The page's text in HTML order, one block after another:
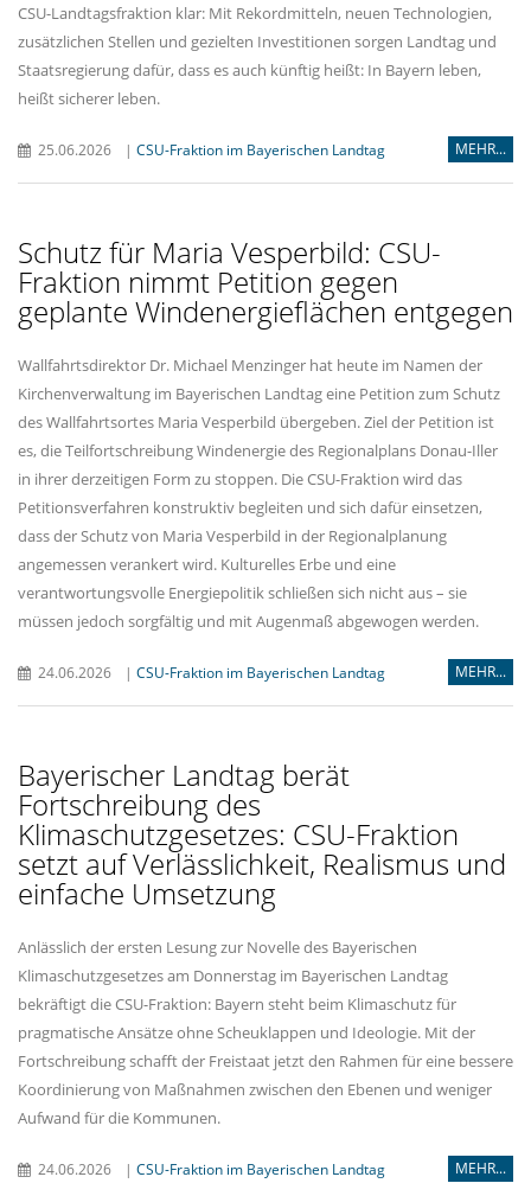
CSU-Landtagsfraktion klar: Mit Rekordmitteln, neuen Technologien,
zusätzlichen Stellen und gezielten Investitionen sorgen Landtag und
Staatsregierung dafür, dass es auch künftig heißt: In Bayern leben,
heißt sicherer leben.
25.06.2026 | CSU-Fraktion im Bayerischen Landtag MEHR...
Schutz für Maria Vesperbild: CSU-
Fraktion nimmt Petition gegen
geplante Windenergieflächen entgegen
Wallfahrtsdirektor Dr. Michael Menzinger hat heute im Namen der
Kirchenverwaltung im Bayerischen Landtag eine Petition zum Schutz
des Wallfahrtsortes Maria Vesperbild übergeben. Ziel der Petition ist
es, die Teilfortschreibung Windenergie des Regionalplans Donau-Iller
in ihrer derzeitigen Form zu stoppen. Die CSU-Fraktion wird das
Petitionsverfahren konstruktiv begleiten und sich dafür einsetzen,
dass der Schutz von Maria Vesperbild in der Regionalplanung
angemessen verankert wird. Kulturelles Erbe und eine
verantwortungsvolle Energiepolitik schließen sich nicht aus – sie
müssen jedoch sorgfältig und mit Augenmaß abgewogen werden.
24.06.2026 | CSU-Fraktion im Bayerischen Landtag MEHR...
Bayerischer Landtag berät
Fortschreibung des
Klimaschutzgesetzes: CSU-Fraktion
setzt auf Verlässlichkeit, Realismus und
einfache Umsetzung
Anlässlich der ersten Lesung zur Novelle des Bayerischen
Klimaschutzgesetzes am Donnerstag im Bayerischen Landtag
bekräftigt die CSU-Fraktion: Bayern steht beim Klimaschutz für
pragmatische Ansätze ohne Scheuklappen und Ideologie. Mit der
Fortschreibung schafft der Freistaat jetzt den Rahmen für eine bessere
Koordinierung von Maßnahmen zwischen den Ebenen und weniger
Aufwand für die Kommunen.
24.06.2026 | CSU-Fraktion im Bayerischen Landtag MEHR...